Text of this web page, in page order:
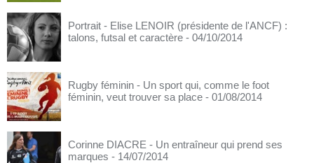
Portrait - Elise LENOIR (présidente de l'ANCF) :
talons, futsal et caractère - 04/10/2014
Rugby féminin - Un sport qui, comme le foot
féminin, veut trouver sa place - 01/08/2014
Corinne DIACRE - Un entraîneur qui prend ses
marques - 14/07/2014